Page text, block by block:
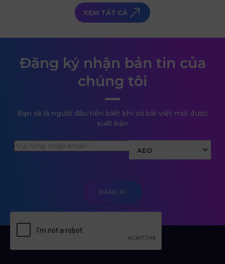
XEM TẤT CẢ
Đăng ký nhận bản tin của
chúng tôi
Bạn sẽ là người đầu tiên biết khi có bài viết mới được
xuất bản
AEO